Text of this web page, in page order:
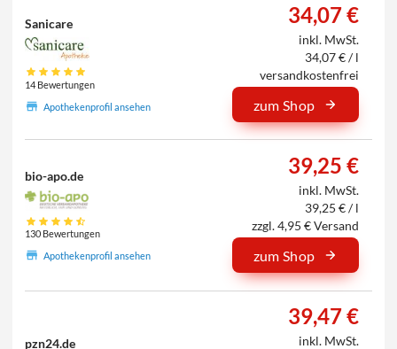
Sanicare
14 Bewertungen
Apothekenprofil ansehen
34,07 €
inkl. MwSt.
34,07 € / l
versandkostenfrei
zum Shop
bio-apo.de
130 Bewertungen
Apothekenprofil ansehen
39,25 €
inkl. MwSt.
39,25 € / l
zzgl. 4,95 € Versand
zum Shop
pzn24.de
39,47 €
inkl. MwSt.